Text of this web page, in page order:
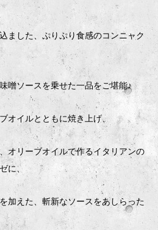
ました、ぷりぷり食感のコンニャク
噌ソースを乗せた一品をご堪能♪
オイルとともに焼き上げ、
オリーブオイルで作るイタリアンの
に、
加えた、斬新なソースをあしらった